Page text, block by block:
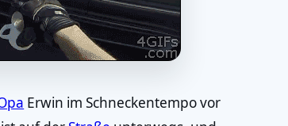
Erwin im Schneckentempo vor